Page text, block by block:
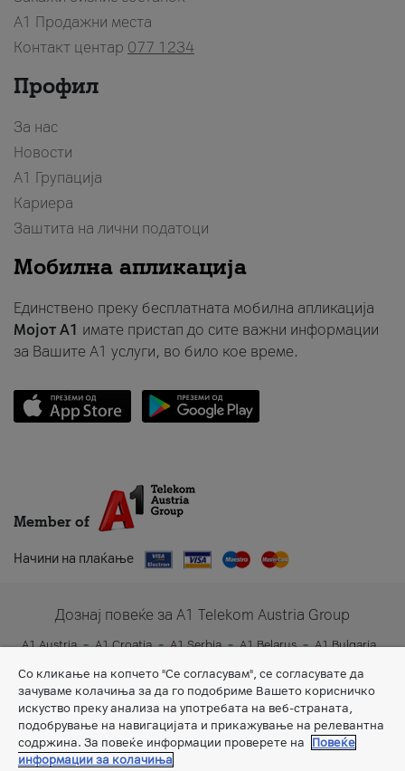
A1 Продажни места
Контакт центар 077 1234
Профил
За нас
Новости
А1 Групација
Кариера
Заштита на лични податоци
Мобилна апликација
Единствено преку бесплатната мобилна апликација
Мојот A1 имате пристап до сите важни информации
за Вашите A1 услуги, во било кое време.
Member of
Начини на плаќање
Дознај повеќе за A1 Telekom Austria Group
A1 Austria A1 Croatia A1 Serbia A1 Belarus
A1 Bulgaria
A1 Slovenia
A1 Digital
Со кликање на копчето "Се согласувам", се согласувате да
зачуваме колачиња за да го подобриме Вашето корисничко
искуство преку анализа на употребата на веб-страната,
подобрување на навигацијата и прикажување на релевантна
содржина. За повеќе информации проверете на
Повеќе
информации за колачиња